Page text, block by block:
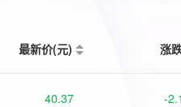
最新价(元) 涨
40.37 -